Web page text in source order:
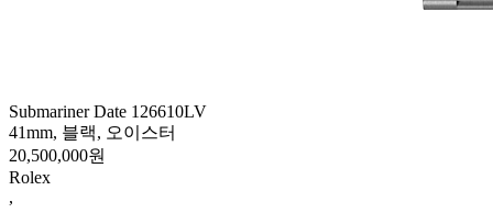
Submariner Date 126610LV
41mm, 블랙, 오이스터
20,500,000원
Rolex
,